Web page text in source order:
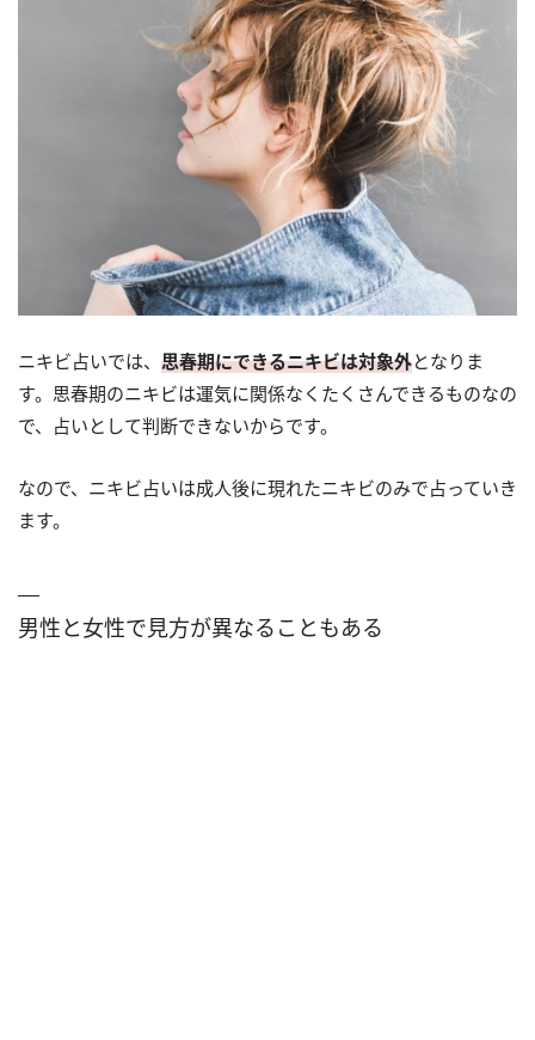
ニキビ占いでは、 思春期にできるニキビは対象外となりま
す。思春期のニキビは運気に関係なくたくさんできるものなの
で、占いとして判断できないからです。
なので、ニキビ占いは成人後に現れたニキビのみで占っていき
ます。
男性と女性で見方が異なることもある